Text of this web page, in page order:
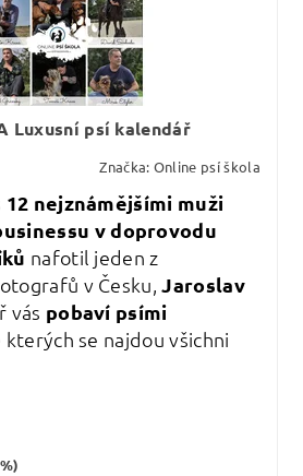
Luxusní psí kalendář
Značka: Online psí škola
12 nejznámějšími muži
v doprovodu
nafotil jeden z
v Česku,Jaroslav
vás pobaví psími
kterých se najdou všichni